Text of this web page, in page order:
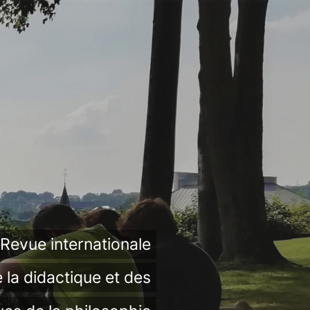
Revue internationale
la didactique et des